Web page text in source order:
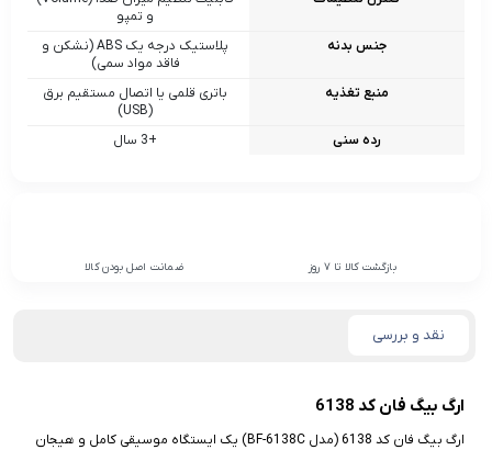
و تمپو
جنس بدنه
پلاستیک درجه یک ABS (نشکن و
فاقد مواد سمی)
منبع تغذیه
باتری قلمی یا اتصال مستقیم برق
(USB)
رده سنی
+3 سال
بازگشت کالا تا 7 روز ضمانت اصل بودن کالا
نقد و بررسی
ارگ بیگ فان کد 6138
ارگ بیگ‌ فان کد 6138 (مدل BF-6138C) یک ایستگاه موسیقی کامل و هیجان‌